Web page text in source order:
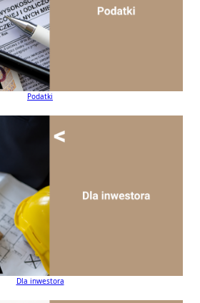
Podatki
Dla inwestora